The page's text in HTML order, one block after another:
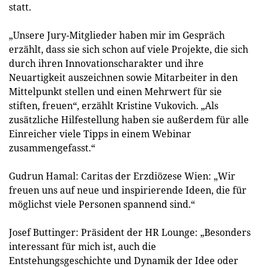
statt.
„Unsere Jury-Mitglieder haben mir im Gespräch
erzählt, dass sie sich schon auf viele Projekte, die sich
durch ihren Innovationscharakter und ihre
Neuartigkeit auszeichnen sowie Mitarbeiter in den
Mittelpunkt stellen und einen Mehrwert für sie
stiften, freuen“, erzählt Kristine Vukovich. „Als
zusätzliche Hilfestellung haben sie außerdem für alle
Einreicher viele Tipps in einem Webinar
zusammengefasst.“
Gudrun Hamal: Caritas der Erzdiözese Wien: „Wir
freuen uns auf neue und inspirierende Ideen, die für
möglichst viele Personen spannend sind.“
Josef Buttinger: Präsident der HR Lounge: „Besonders
interessant für mich ist, auch die
Entstehungsgeschichte und Dynamik der Idee oder